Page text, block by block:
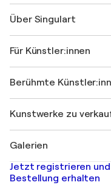
Versand
Einen Gutschein
Werden Sie Mitglied
Ihr Konto
+49 30 31196995
Über Singulart
FAQ
Singulart-Magazin
Jobs
Entdecken Sie
Für Künstler:innen
Als Künstler anmelden
Berühmte
Marc Chagall
Banksy
Mr. Brainwash
Shepard Fairey
Kunstwerke zu
Abstrakte Gemälde zu
Landschaftsgemälde
Drucke
Galerien
Kunstgalerien in
Kunstgalerien in
Jetzt registrieren und
Bestellung erhalten